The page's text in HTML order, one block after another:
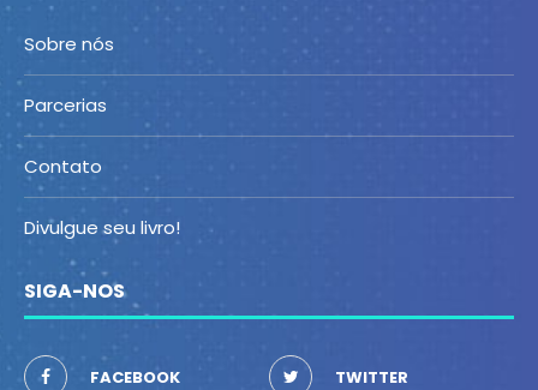
Sobre nós
Parcerias
Contato
Divulgue seu livro!
SIGA-NOS
FACEBOOK TWITTER